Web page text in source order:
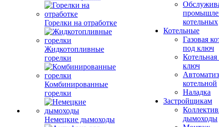
Горелки на отработке
Жидкотопливные
горелки
Комбинированные
горелки
Немецкие дымоходы
котельных
Котельные
Газовая
под ключ
ключ
котельной
Наладка
Застройщикам
дымоходы